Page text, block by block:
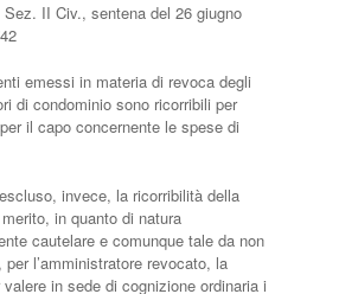
II Civ., sentena del 26 giugno
emessi in materia di revoca degli
di condominio sono ricorribili per
il capo concernente le spese di
invece, la ricorribilità della
in quanto di natura
cautelare e comunque tale da non
per l’amministratore revocato, la
in sede di cognizione ordinaria i